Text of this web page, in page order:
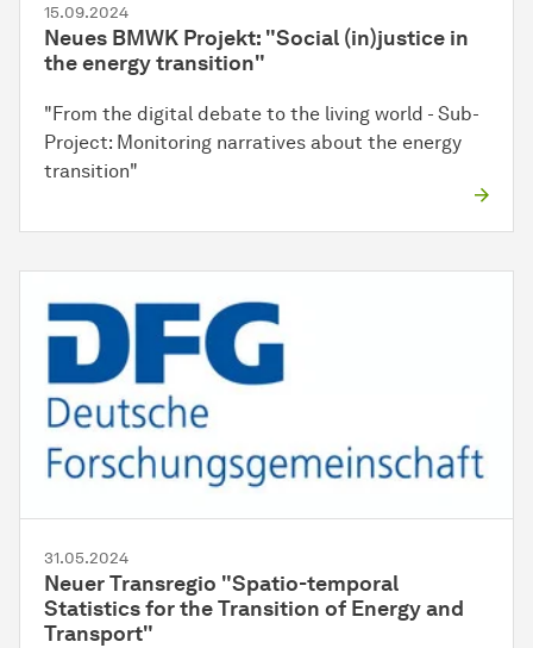
15.09.2024
Neues BMWK Projekt: "Social (in)justice in
the energy transition"
"From the digital debate to the living world - Sub-
Project: Monitoring narratives about the energy
transition"
31.05.2024
Neuer Transregio "Spatio-temporal
Statistics for the Transition of Energy and
Transport"